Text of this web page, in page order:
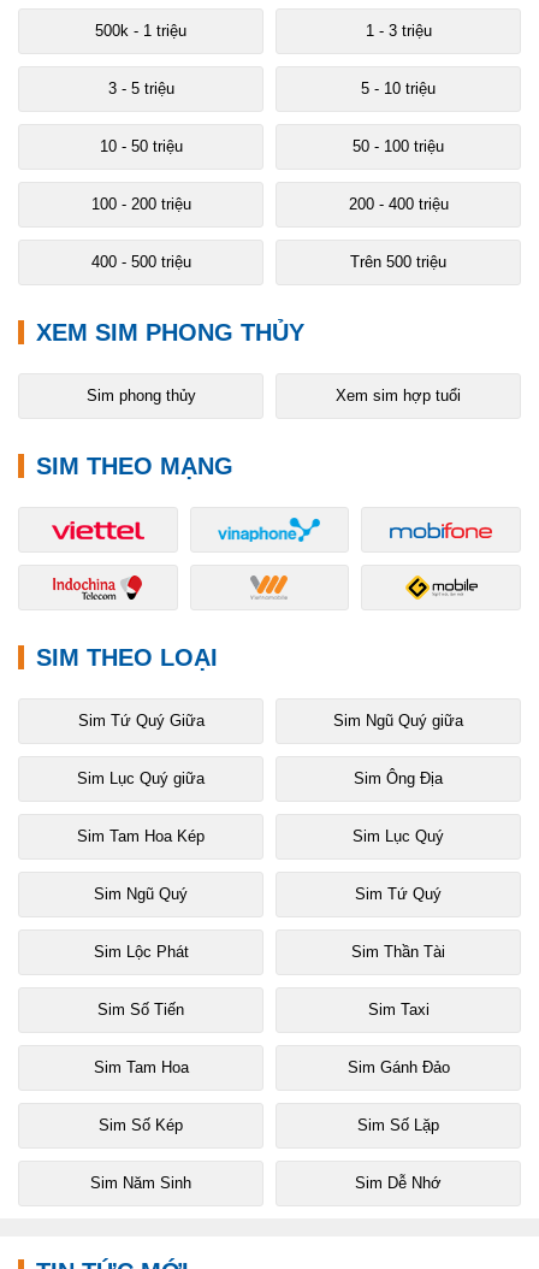
500k - 1 triệu 1 - 3 triệu
3 - 5 triệu 5 - 10 triệu
10 - 50 triệu 50 - 100 triệu
100 - 200 triệu 200 - 400 triệu
400 - 500 triệu Trên 500 triệu
XEM SIM PHONG THỦY
Sim phong thủy Xem sim hợp tuổi
SIM THEO MẠNG
SIM THEO LOẠI
Sim Tứ Quý Giữa Sim Ngũ Quý giữa
Sim Lục Quý giữa Sim Ông Địa
Sim Tam Hoa Kép Sim Lục Quý
Sim Ngũ Quý Sim Tứ Quý
Sim Lộc Phát Sim Thần Tài
Sim Số Tiến Sim Taxi
Sim Tam Hoa Sim Gánh Đảo
Sim Số Kép Sim Số Lặp
Sim Năm Sinh Sim Dễ Nhớ